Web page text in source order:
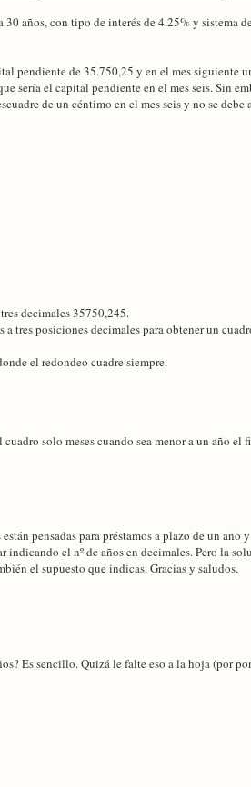
años, con tipo de interés de 4.25% y sistema
pendiente de 35.750,25 y en el mes siguiente
sería el capital pendiente en el mes seis. Sin
de un céntimo en el mes seis y no se debe
decimales 35750,245.
tres posiciones decimales para obtener un
el redondeo cuadre siempre.
solo meses cuando sea menor a un año el
pensadas para préstamos a plazo de un año
indicando el nº de años en decimales. Pero la
el supuesto que indicas. Gracias y saludos.
Es sencillo. Quizá le falte eso a la hoja (por